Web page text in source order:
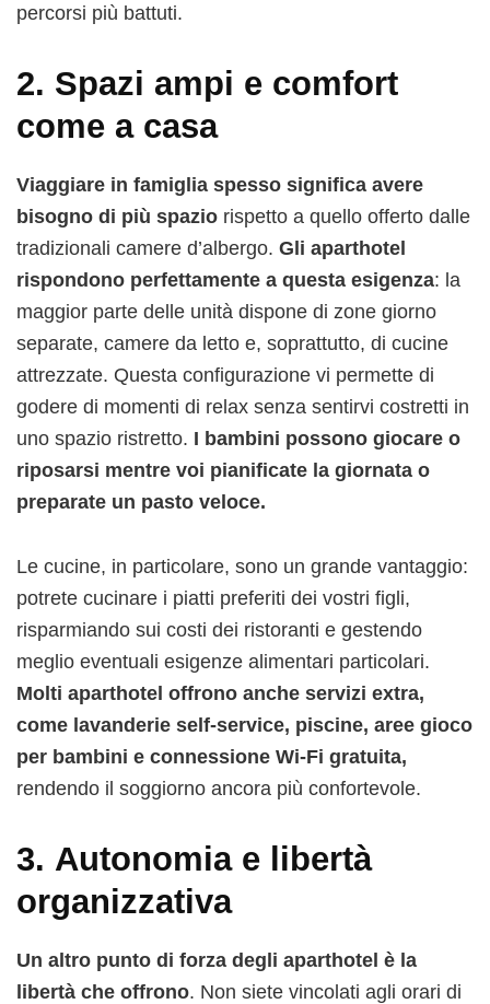
percorsi più battuti.
2. Spazi ampi e comfort
come a casa
Viaggiare in famiglia spesso significa avere
bisogno di più spazio rispetto a quello offerto dalle
tradizionali camere d’albergo. Gli aparthotel
rispondono perfettamente a questa esigenza: la
maggior parte delle unità dispone di zone giorno
separate, camere da letto e, soprattutto, di cucine
attrezzate. Questa configurazione vi permette di
godere di momenti di relax senza sentirvi costretti in
uno spazio ristretto. I bambini possono giocare o
riposarsi mentre voi pianificate la giornata o
preparate un pasto veloce.
Le cucine, in particolare, sono un grande vantaggio:
potrete cucinare i piatti preferiti dei vostri figli,
risparmiando sui costi dei ristoranti e gestendo
meglio eventuali esigenze alimentari particolari.
Molti aparthotel offrono anche servizi extra,
come lavanderie self-service, piscine, aree gioco
per bambini e connessione Wi-Fi gratuita,
rendendo il soggiorno ancora più confortevole.
3. Autonomia e libertà
organizzativa
Un altro punto di forza degli aparthotel è la
libertà che offrono. Non siete vincolati agli orari di